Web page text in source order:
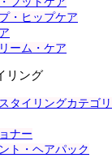
・ヒップケア
ーム・ケア
リング
タイリングカテゴ
ナー
ト・ヘアパック